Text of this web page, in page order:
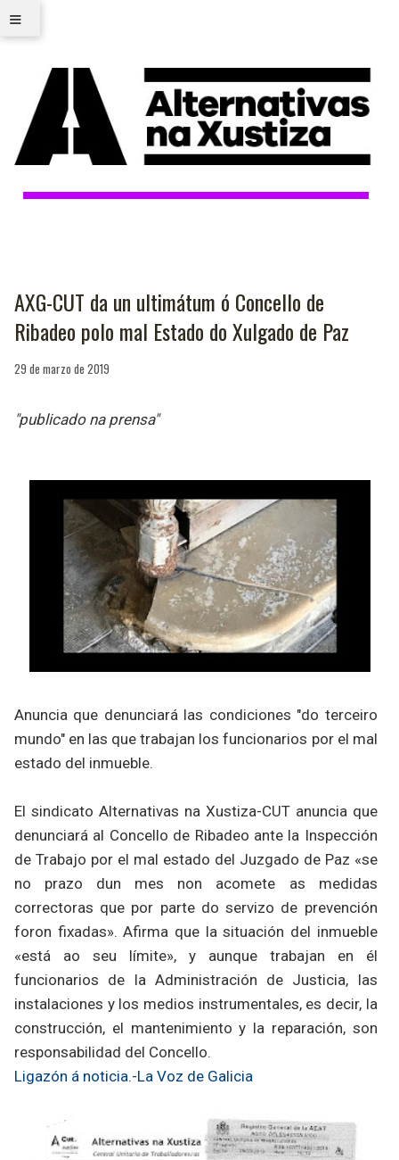
≡
AXG-CUT da un ultimátum ó Concello de
Ribadeo polo mal Estado do Xulgado de Paz
29 de marzo de 2019
"publicado na prensa"
Anuncia que denunciará las condiciones "do terceiro
mundo" en las que trabajan los funcionarios por el mal
estado del inmueble.
El sindicato Alternativas na Xustiza-CUT anuncia que
denunciará al Concello de Ribadeo ante la Inspección
de Trabajo por el mal estado del Juzgado de Paz «se
no prazo dun mes non acomete as medidas
correctoras que por parte do servizo de prevención
foron fixadas». Afirma que la situación del inmueble
«está ao seu límite», y aunque trabajan en él
funcionarios de la Administración de Justicia, las
instalaciones y los medios instrumentales, es decir, la
construcción, el mantenimiento y la reparación, son
responsabilidad del Concello.
Ligazón á noticia.-La Voz de Galicia